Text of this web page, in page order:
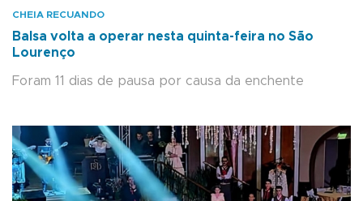
CHEIA RECUANDO
Balsa volta a operar nesta quinta-feira no São
Lourenço
Foram 11 dias de pausa por causa da enchente